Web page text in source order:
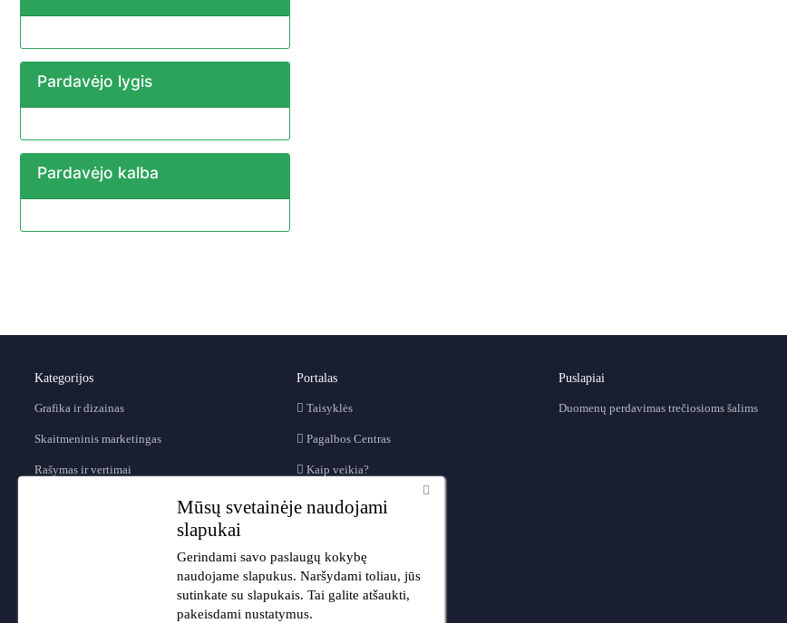
Pardavėjo lygis
Pardavėjo kalba
Kategorijos
Grafika ir dizainas
Skaitmeninis marketingas
Rašymas ir vertimai
Portalas
Taisyklės
Pagalbos Centras
Kaip veikia?
D.U.K.
Forumas
Apie mus
Puslapiai
Duomenų perdavimas trečiosioms šalims
Mūsų svetainėje naudojami
slapukai
Gerindami savo paslaugų kokybę
naudojame slapukus. Naršydami toliau, jūs
sutinkate su slapukais. Tai galite atšaukti,
pakeisdami nustatymus.